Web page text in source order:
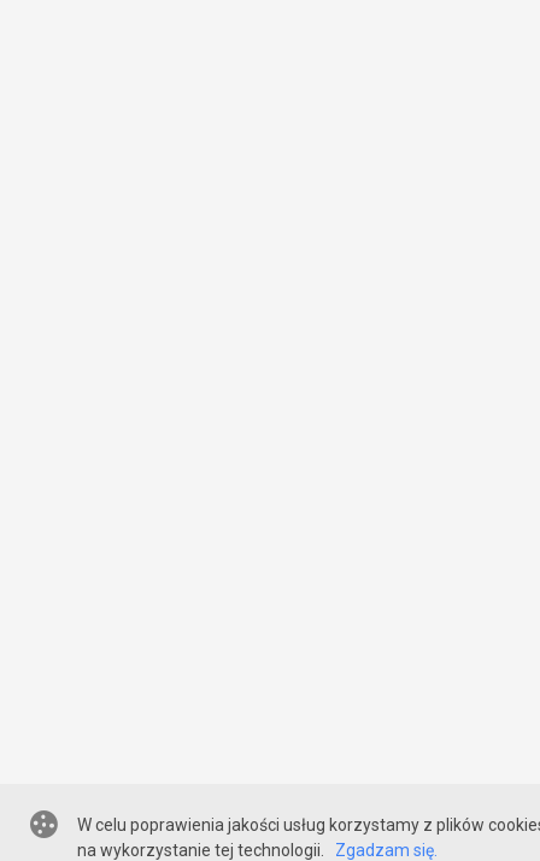
W celu poprawienia jakości usług korzystamy z plików
na wykorzystanie tej technologii. Zgadzam się.